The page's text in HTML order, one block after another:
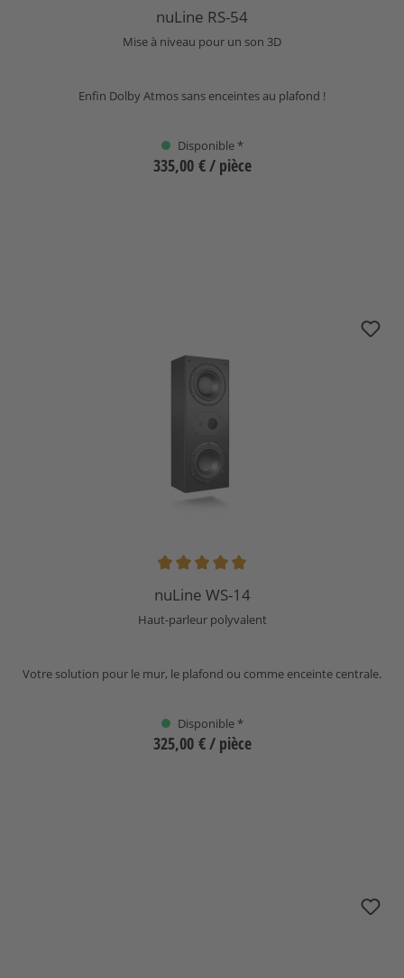
nuLine RS-54
Mise à niveau pour un son 3D
Enfin Dolby Atmos sans enceintes au plafond !
Disponible *
335,00 €/ pièce
Note moyenne de 5 sur 5 étoiles
nuLine WS-14
Haut-parleur polyvalent
Votre solution pour le mur, le plafond ou comme enceinte centrale.
Disponible *
325,00 €/ pièce